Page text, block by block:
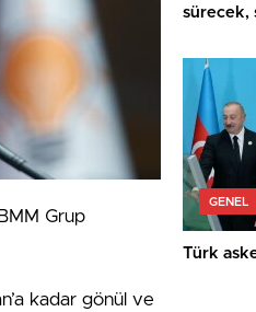
Grup
kadar gönül ve
sürecek,
GENEL
Türk